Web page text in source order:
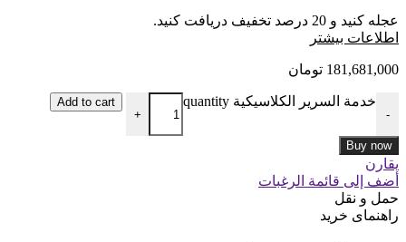
عجله کنید و 20 درصد تخفیف دریافت کنید.
طلاعات بیشتر
181,681,000 تومان
-
خدمة السرير الكلاسيكية quantity
+
Add to cart
Buy now
يقارن
أضف إلى قائمة الرغبات
حمل و نقل
راهنمای خرید